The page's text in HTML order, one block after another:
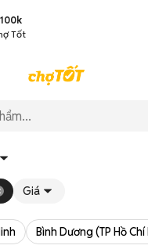
Tốt
Giá
Bình Dương (TP Hồ